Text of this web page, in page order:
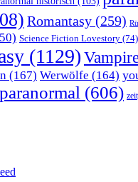
Romantasy (259)
Science Fiction Lovestory (74)
(1129)
(167) Werwölfe (164)
(606)